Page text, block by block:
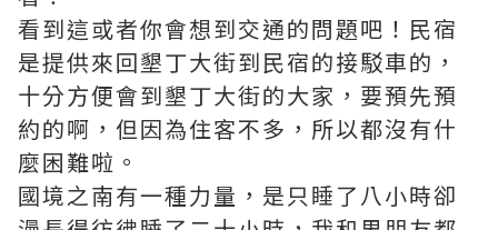
看到這或者你會想到交通的問題吧！民宿
是提供來回墾丁大街到民宿的接駁車的，
十分方便會到墾丁大街的大家，要預先預
約的啊，但因為住客不多，所以都沒有什
麼困難啦。
國境之南有一種力量，是只睡了八小時卻